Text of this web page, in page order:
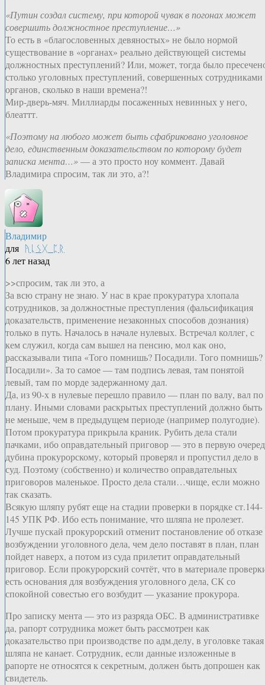
«Путин создал систему, при которой чувак в погонах может
совершить должностное преступление…»
То есть в «благословенных девяностых» не было нормой
существование в «органах» реально действующей системы
должностных преступлений? Или, может, тогда было
столько уголовных преступлений, совершенных сотрудниками
органов, сколько в наши времена?!
Мир-дверь-мяч. Миллиарды посаженных невинных у него,
блеаттт.
«Поэтому на любого может быть сфабриковано уголовное
дело, единственным доказательством по которому будет
записка мента…» — а это просто ноу коммент. Давай
Владимира спросим, так ли это, а?!
Владимир
для ᚤᚳᛊᚷ_ᛈᚱ
6 лет назад
>>спросим, так ли это, а
За всю страну не знаю. У нас в крае прокуратура хлопала
сотрудников, за должностные преступления (фальсификация
доказательств, применение незаконных способов дознания)
только в путь. Началось в начале нулевых. Встречал коллег, с
кем служил, когда сам вышел на пенсию, мол как оно,
рассказывали типа «Того помнишь? Посадили. Того помнишь?
Посадили». За то самое — там подпись левая, там понятой
левый, там по морде задержанному дал.
Да, из 90-х в нулевые перешло правило — план по валу, вал по
плану. Иными словами раскрытых преступлений должно быть
не меньше, чем в предыдущем периоде (например полугодие).
Потом прокуратура прикрыла краник. Рубить дела стали
пачками, ибо оправдательный приговор — это в первую
дубина прокурорскому, который проверял и пропустил дело в
суд. Поэтому (собственно) и количество оправдательных
приговоров маленькое. Просто дела стали…чище, если можно
так сказать.
Всякую шляпу рубят еще на стадии проверки в порядке ст.144-
145 УПК РФ. Ибо есть понимание, что шляпа не пролезет.
Лучше пускай прокурорский отменит постановление об отказе
возбуждении уголовного дела, чем дело поставят в план, план
пойдет наверх, а потом из суда прилетит оправдательный
приговор. Если прокурорский сочтёт, что в материале
есть основания для возбуждения уголовного дела, СК со
спокойной совестью его возбудит — указание прокурора.
Про записку мента — это из разряда ОБС. В административке
да, рапорт сотрудника может быть рассмотрен как
доказательство при производстве по адм.делу, в уголовке такая
шляпа не канает. Сотрудник, если данные изложенные в
рапорте не относятся к секретным, должен быть допрошен как
свидетель.